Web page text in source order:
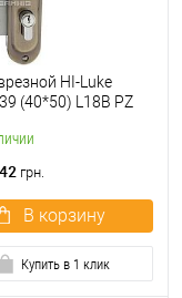
HI-Luke
(40*50) L18B PZ
грн.
В корзину
Купить в 1 клик